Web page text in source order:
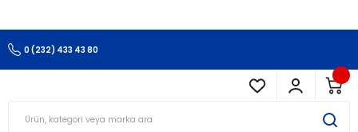
0 (232) 433 43 80